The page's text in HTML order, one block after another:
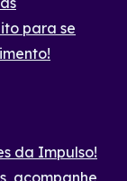
para se
da Impulso!
acompanhe